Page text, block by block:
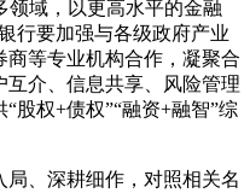
域，以更高水平的金融
行要加强与各级政府产业
等专业机构合作，凝聚合
介、信息共享、风险管理
股权+债权”“融资+融智”综
、深耕细作，对照相关名